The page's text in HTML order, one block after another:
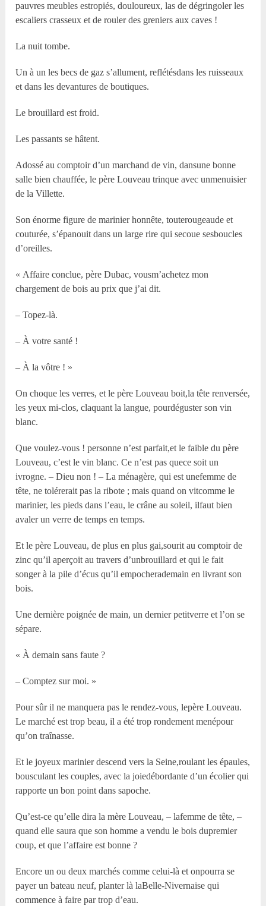
pauvres meubles estropiés, douloureux, las de dégringoler les
escaliers crasseux et de rouler des greniers aux caves !
La nuit tombe.
Un à un les becs de gaz s’allument, reflétésdans les ruisseaux
et dans les devantures de boutiques.
Le brouillard est froid.
Les passants se hâtent.
Adossé au comptoir d’un marchand de vin, dansune bonne
salle bien chauffée, le père Louveau trinque avec unmenuisier
de la Villette.
Son énorme figure de marinier honnête, touterougeaude et
couturée, s’épanouit dans un large rire qui secoue sesboucles
d’oreilles.
« Affaire conclue, père Dubac, vousm’achetez mon
chargement de bois au prix que j’ai dit.
– Topez-là.
– À votre santé !
– À la vôtre ! »
On choque les verres, et le père Louveau boit,la tête renversée,
les yeux mi-clos, claquant la langue, pourdéguster son vin
blanc.
Que voulez-vous ! personne n’est parfait,et le faible du père
Louveau, c’est le vin blanc. Ce n’est pas quece soit un
ivrogne. – Dieu non ! – La ménagère, qui est unefemme de
tête, ne tolérerait pas la ribote ; mais quand on vitcomme le
marinier, les pieds dans l’eau, le crâne au soleil, ilfaut bien
avaler un verre de temps en temps.
Et le père Louveau, de plus en plus gai,sourit au comptoir de
zinc qu’il aperçoit au travers d’unbrouillard et qui le fait
songer à la pile d’écus qu’il empocherademain en livrant son
bois.
Une dernière poignée de main, un dernier petitverre et l’on se
sépare.
« À demain sans faute ?
– Comptez sur moi. »
Pour sûr il ne manquera pas le rendez-vous, lepère Louveau.
Le marché est trop beau, il a été trop rondement menépour
qu’on traînasse.
Et le joyeux marinier descend vers la Seine,roulant les épaules,
bousculant les couples, avec la joiedébordante d’un écolier qui
rapporte un bon point dans sapoche.
Qu’est-ce qu’elle dira la mère Louveau, – lafemme de tête, –
quand elle saura que son homme a vendu le bois dupremier
coup, et que l’affaire est bonne ?
Encore un ou deux marchés comme celui-là et onpourra se
payer un bateau neuf, planter là laBelle-Nivernaise qui
commence à faire par trop d’eau.